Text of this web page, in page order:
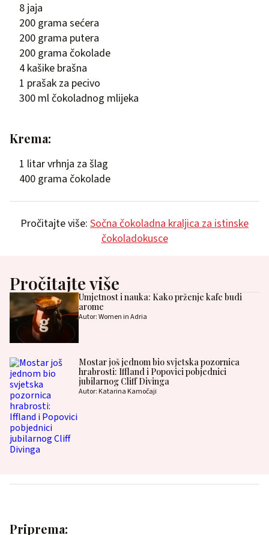
8 jaja
200 grama sećera
200 grama putera
200 grama čokolade
4 kašike brašna
1 prašak za pecivo
300 ml čokoladnog mlijeka
Krema:
1 litar vrhnja za šlag
400 grama čokolade
Pročitajte više: Sočna čokoladna kraljica za istinske
čokoladokusce
Pročitajte više
Umjetnost i nauka: Kako prženje kafe budi
arome
Autor: Women in Adria
Mostar još jednom bio svjetska pozornica
hrabrosti: Iffland i Popovici pobjednici
jubilarnog Cliff Divinga
Autor: Katarina Kamočaji
Priprema: